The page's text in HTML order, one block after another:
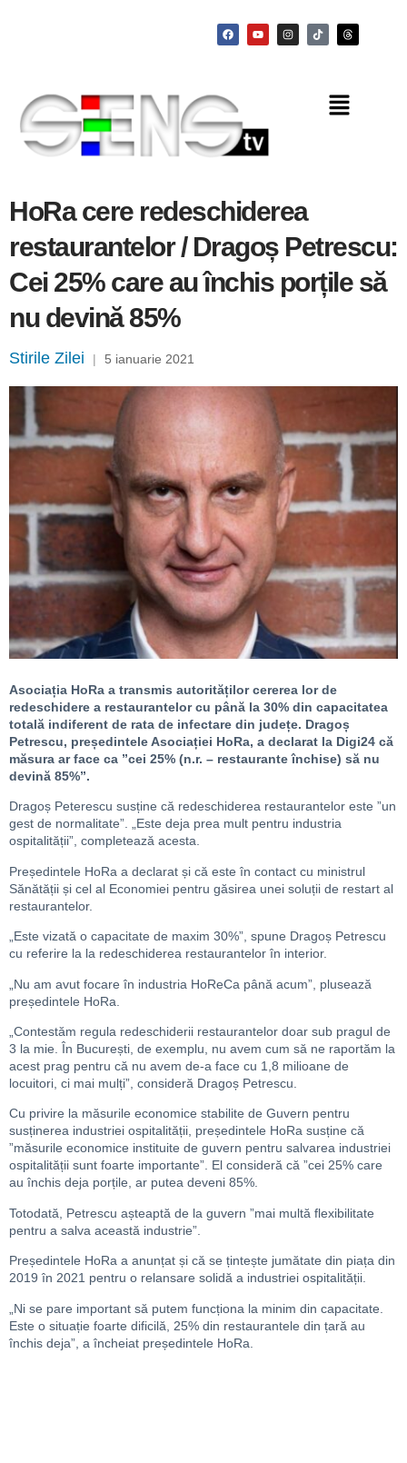
HoRa cere redeschiderea
restaurantelor / Dragoș Petrescu:
Cei 25% care au închis porțile să
nu devină 85%
Stirile Zilei | 5 ianuarie 2021
Asociația HoRa a transmis autorităților cererea lor de
redeschidere a restaurantelor cu până la 30% din capacitatea
totală indiferent de rata de infectare din județe. Dragoș
Petrescu, președintele Asociației HoRa, a declarat la Digi24 că
măsura ar face ca ”cei 25% (n.r. – restaurante închise) să nu
devină 85%”.
Dragoș Peterescu susține că redeschiderea restaurantelor este ”un
gest de normalitate”. „Este deja prea mult pentru industria
ospitalității”, completează acesta.
Președintele HoRa a declarat și că este în contact cu ministrul
Sănătății și cel al Economiei pentru găsirea unei soluții de restart al
restaurantelor.
„Este vizată o capacitate de maxim 30%”, spune Dragoș Petrescu
cu referire la la redeschiderea restaurantelor în interior.
„Nu am avut focare în industria HoReCa până acum”, plusează
președintele HoRa.
„Contestăm regula redeschiderii restaurantelor doar sub pragul de
3 la mie. În București, de exemplu, nu avem cum să ne raportăm la
acest prag pentru că nu avem de-a face cu 1,8 milioane de
locuitori, ci mai mulți”, consideră Dragoș Petrescu.
Cu privire la măsurile economice stabilite de Guvern pentru
susținerea industriei ospitalității, președintele HoRa susține că
”măsurile economice instituite de guvern pentru salvarea industriei
ospitalității sunt foarte importante”. El consideră că ”cei 25% care
au închis deja porțile, ar putea deveni 85%.
Totodată, Petrescu așteaptă de la guvern ”mai multă flexibilitate
pentru a salva această industrie”.
Președintele HoRa a anunțat și că se țintește jumătate din piața din
2019 în 2021 pentru o relansare solidă a industriei ospitalității.
„Ni se pare important să putem funcționa la minim din capacitate.
Este o situație foarte dificilă, 25% din restaurantele din țară au
închis deja”, a încheiat președintele HoRa.